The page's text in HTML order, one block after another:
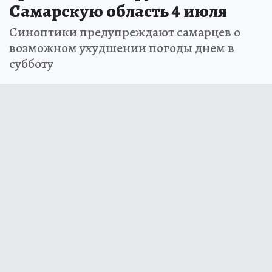
Самарскую область 4 июля
Синоптики предупреждают самарцев о
возможном ухудшении погоды днем в
субботу